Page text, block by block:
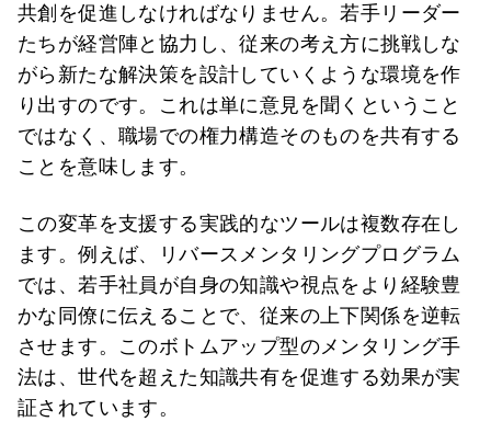
共創を促進しなければなりません。若手リーダー
たちが経営陣と協力し、従来の考え方に挑戦しな
がら新たな解決策を設計していくような環境を作
り出すのです。これは単に意見を聞くということ
ではなく、職場での権力構造そのものを共有する
ことを意味します。
この変革を支援する実践的なツールは複数存在し
ます。例えば、リバースメンタリングプログラム
では、若手社員が自身の知識や視点をより経験豊
かな同僚に伝えることで、従来の上下関係を逆転
させます。このボトムアップ型のメンタリング手
法は、世代を超えた知識共有を促進する効果が実
証されています。